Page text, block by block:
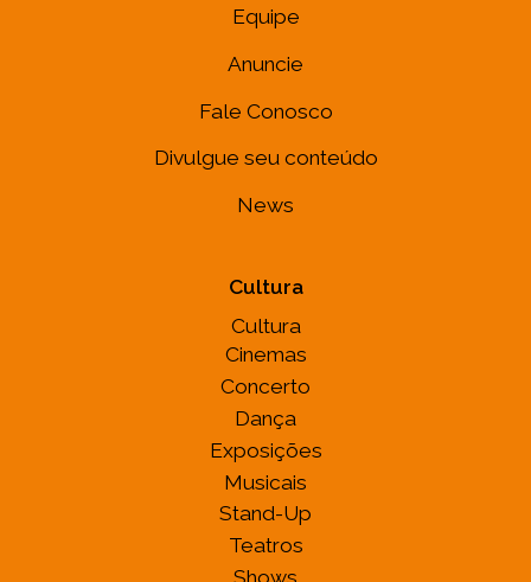
Equipe
Anuncie
Fale Conosco
Divulgue seu conteúdo
News
Cultura
Cultura
Cinemas
Concerto
Dança
Exposições
Musicais
Stand-Up
Teatros